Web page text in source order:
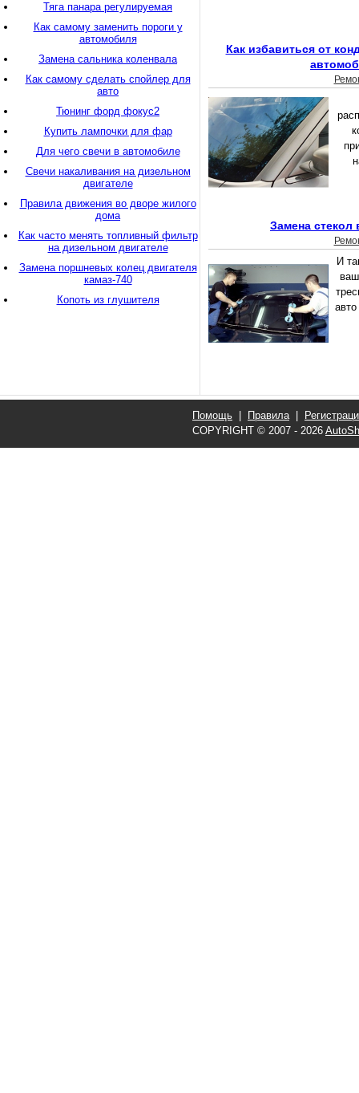
Как избавиться от
Замена стекол
И
Тяга панара регулируемая
Как самому заменить пороги у
автомобиля
Замена сальника коленвала
Как самому сделать спойлер для
авто
Тюнинг форд фокус2
Купить лампочки для фар
Для чего свечи в автомобиле
Свечи накаливания на дизельном
двигателе
Правила движения во дворе жилого
дома
Как часто менять топливный фильтр
на дизельном двигателе
Замена поршневых колец двигателя
камаз-740
Копоть из глушителя
Помощь Правила|
COPYRIGHT © 2007 - 2026